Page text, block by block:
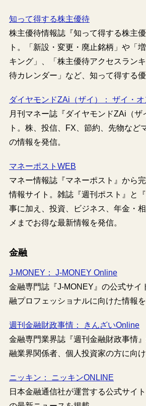
知って得する株主優待
株主優待情報誌『知って得する株主
ト。「新設・変更・廃止銘柄」や「
キング」、「株主優待アクセスラン
待カレンダー」など、知って得する優
ダイヤモンドZAi（ザイ）： ザイ・
月刊マネー誌『ダイヤモンドZAi（ザ
ト。株、投信、FX、節約、先物など
の情報を発信。
マネーポストWEB
マネー情報誌『マネーポスト』から
情報サイト。雑誌『週刊ポスト』と
事に加え、投資、ビジネス、年金・
メまでお得な最新情報を発信。
金融
J-MONEY： J-MONEY Online
金融専門誌『J-MONEY』の公式サイ
融プロフェッショナルに向けた情報を
週刊金融財政事情： きんざいOnline
金融専門業界誌『週刊金融財政事情
融業界関係者、個人投資家の方に向け
ニッキン： ニッキンONLINE
日本金融通信社が運営する公式サイ